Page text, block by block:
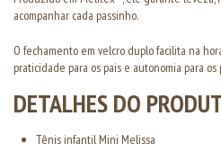
acompanhar cada passinho.
O fechamento em velcro duplo facilita na
praticidade para os pais e autonomia para os
DETALHES DO
Tênis infantil Mini Melissa